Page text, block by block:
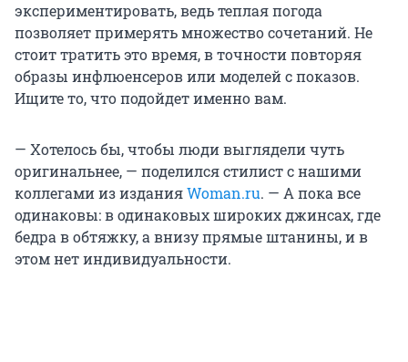
экспериментировать, ведь теплая погода
позволяет примерять множество сочетаний. Не
стоит тратить это время, в точности повторяя
образы инфлюенсеров или моделей с показов.
Ищите то, что подойдет именно вам.
— Хотелось бы, чтобы люди выглядели чуть
оригинальнее, — поделился стилист с нашими
коллегами из изданияWoman.ru. — А пока все
одинаковы: в одинаковых широких джинсах, где
бедра в обтяжку, а внизу прямые штанины, и в
этом нет индивидуальности.